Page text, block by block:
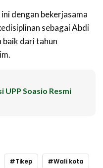
dengan bekerjasama
sebagai Abdi
baik dari tahun
UPP Soasio Resmi
Tikep Wali kota